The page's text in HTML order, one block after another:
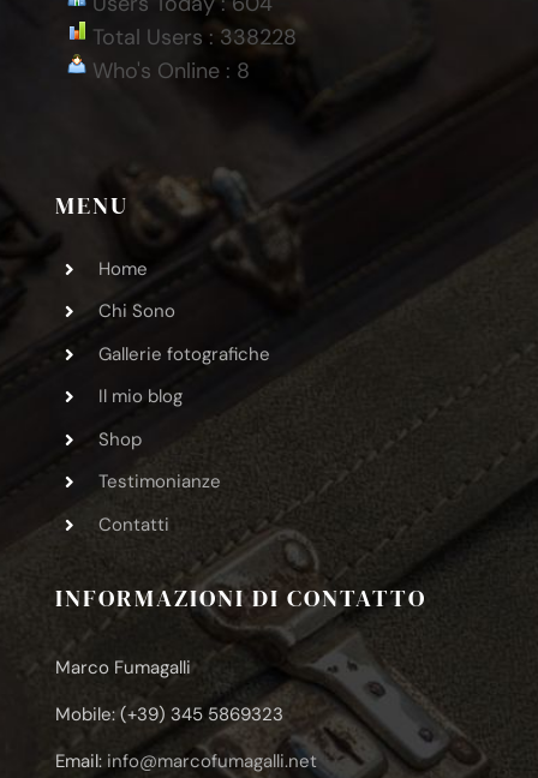
Total Users : 338228
Who's Online : 8
MENU
Home
Chi Sono
Gallerie fotografiche
Il mio blog
Shop
Testimonianze
Contatti
INFORMAZIONI DI CONTATTO
Marco Fumagalli
Mobile: (+39) 345 5869323
Email: info@marcofumagalli.net